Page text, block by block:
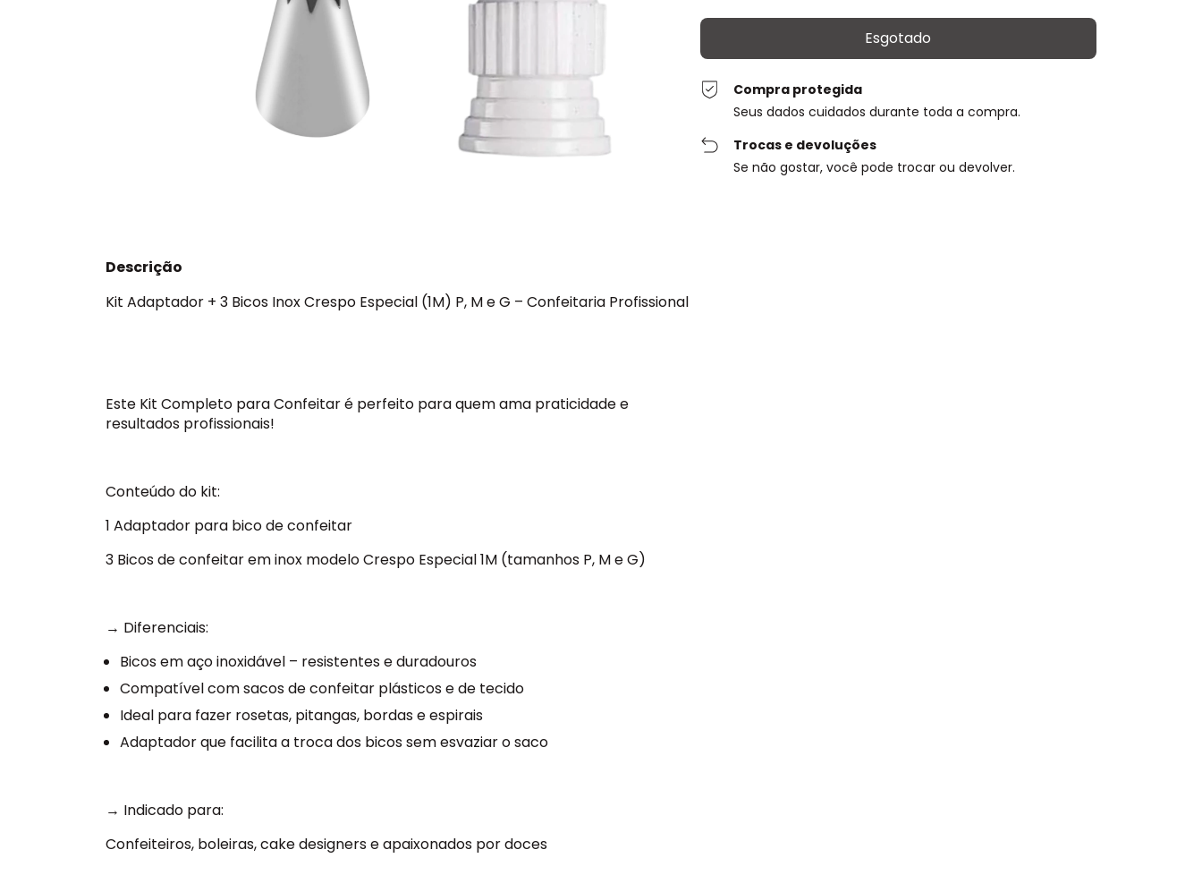
Compra protegida
Seus dados cuidados durante toda a compra.
Trocas e devoluções
Se não gostar, você pode trocar ou devolver.
Descrição
Kit Adaptador + 3 Bicos Inox Crespo Especial (1M) P, M e G – Confeitaria Profissional
Este Kit Completo para Confeitar é perfeito para quem ama praticidade e
resultados profissionais!
Conteúdo do kit:
1 Adaptador para bico de confeitar
3 Bicos de confeitar em inox modelo Crespo Especial 1M (tamanhos P, M e G)
→ Diferenciais:
Bicos em aço inoxidável – resistentes e duradouros
Compatível com sacos de confeitar plásticos e de tecido
Ideal para fazer rosetas, pitangas, bordas e espirais
Adaptador que facilita a troca dos bicos sem esvaziar o saco
→ Indicado para:
Confeiteiros, boleiras,cakedesigners e apaixonados por doces